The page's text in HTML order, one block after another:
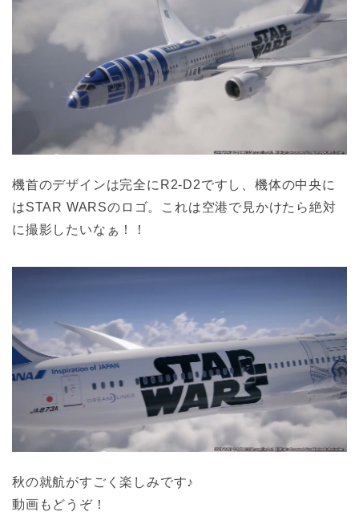
機首のデザインは完全にR2-D2ですし、機体の中央に
はSTAR WARSのロゴ。これは空港で見かけたら絶対
に撮影したいなぁ！！
秋の就航がすごく楽しみです♪
動画もどうぞ！